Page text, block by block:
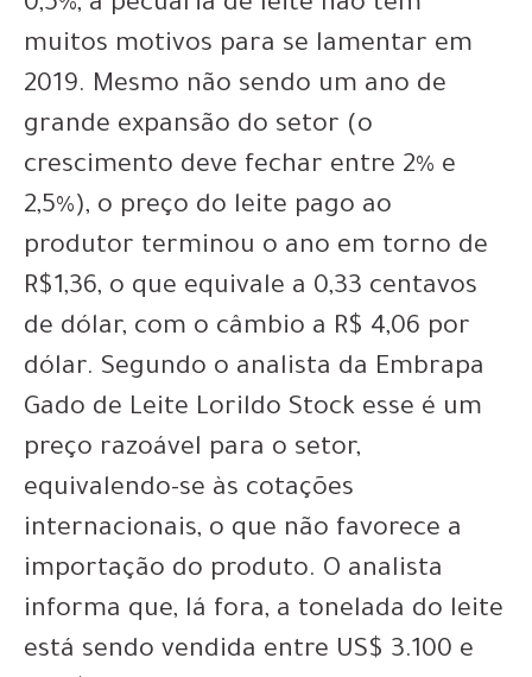
0,5%, a pecuária de leite não tem
muitos motivos para se lamentar em
2019. Mesmo não sendo um ano de
grande expansão do setor (o
crescimento deve fechar entre 2% e
2,5%), o preço do leite pago ao
produtor terminou o ano em torno de
R$1,36, o que equivale a 0,33 centavos
de dólar, com o câmbio a R$ 4,06 por
dólar. Segundo o analista da Embrapa
Gado de Leite Lorildo Stock esse é um
preço razoável para o setor,
equivalendo-se às cotações
internacionais, o que não favorece a
importação do produto. O analista
informa que, lá fora, a tonelada do leite
está sendo vendida entre US$ 3.100 e